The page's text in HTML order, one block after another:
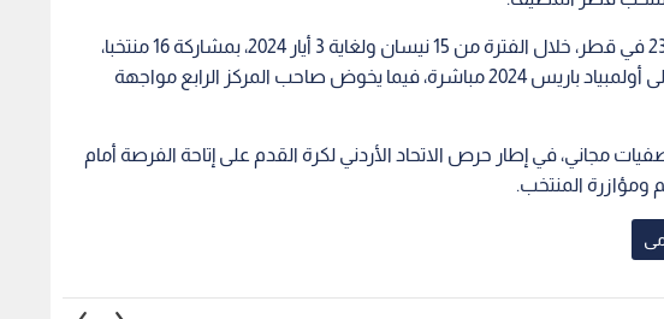
وتقام نهائيات كأس آسيا تحت سن 23 في قطر، خلال الفترة من 15 نيسان ولغاية 3 أيار 2024، بمشاركة 16 منتخبا،
حيث تتأهل المنتخبات الثلاثة الأولى إلى أولمبياد باريس 2024 مباشرة، فيما يخوض صاحب المركز الرابع مواجهة
مجاني، في إطار حرص الاتحاد الأردني لكرة القدم على إتاحة الفرصة أمام
ومؤازرة المنتخب.